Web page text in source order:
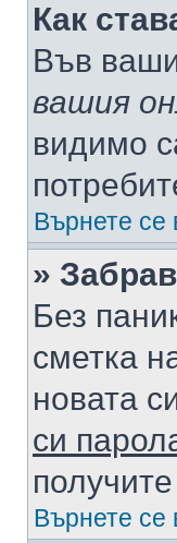
Как
Във
вашия
видимо
Върнете се
»
Без
сметка
новата
си
Върнете се